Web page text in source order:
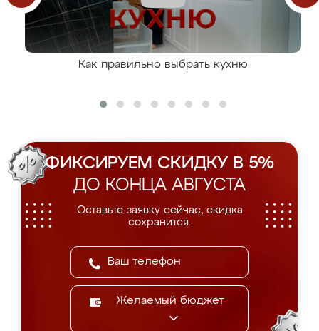
Как правильно выбрать кухню
ФИКСИРУЕМ СКИДКУ В 5%
ДО КОНЦА АВГУСТА
Оставьте заявку сейчас, скидка
сохранится.
Желаемый бюджет